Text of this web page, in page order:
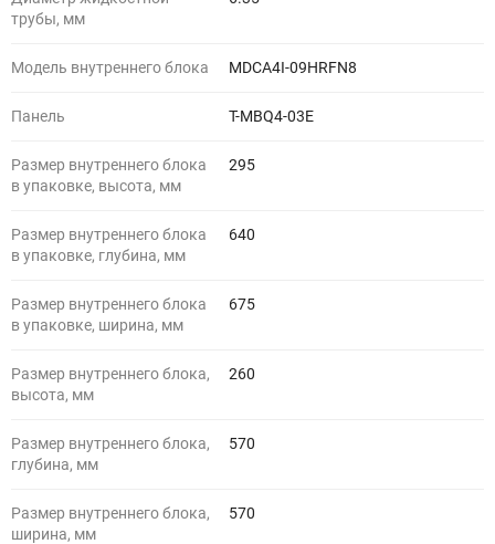
трубы, мм
Модель внутреннего блока MDCA4I-09HRFN8
Панель T-MBQ4-03E
Размер внутреннего блока
в упаковке, высота, мм
295
Размер внутреннего блока
в упаковке, глубина, мм
640
Размер внутреннего блока
в упаковке, ширина, мм
675
Размер внутреннего блока,
высота, мм
260
Размер внутреннего блока,
глубина, мм
570
Размер внутреннего блока,
ширина, мм
570